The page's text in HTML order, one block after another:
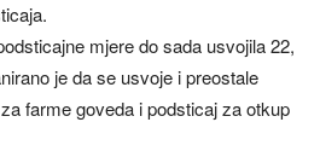
mjere do sada usvojila 22,
je da se usvoje i preostale
farme goveda i podsticaj za otkup